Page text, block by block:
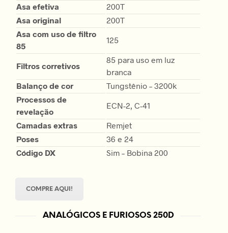
Asa efetiva
200T
Asa original
200T
Asa com uso de filtro
85
125
Filtros corretivos
85 para uso em luz
branca
Balanço de cor
Tungstênio – 3200k
Processos de
revelação
ECN-2, C-41
Camadas extras
Remjet
Poses
36 e 24
Código DX
Sim – Bobina 200
COMPRE AQUI!
ANALÓGICOS E FURIOSOS 250D